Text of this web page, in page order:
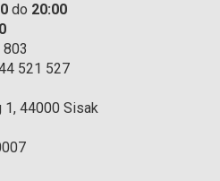
do 20:00
803
521 527
1, 44000 Sisak